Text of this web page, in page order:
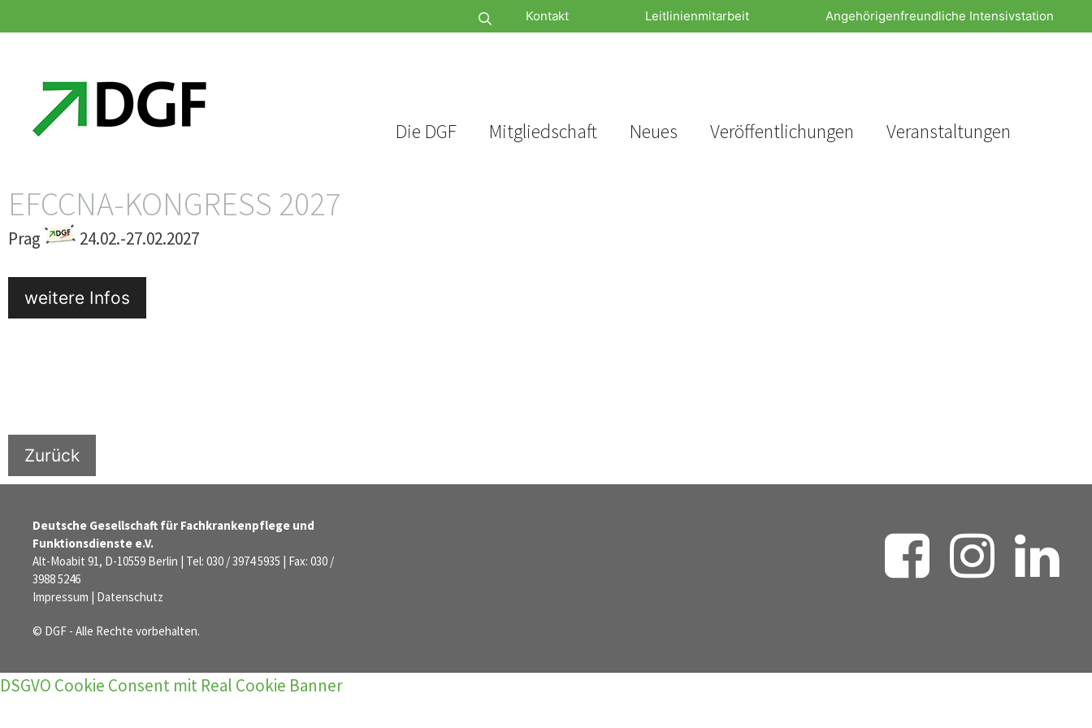
Inhalt
Inhalt
Kontakt Leitlinienmitarbeit Angehörigenfreundliche Intensivstation
Die DGF Mitgliedschaft Neues Veröffentlichungen Veranstaltungen
EFCCNA-KONGRESS 2027
Prag 24.02.-27.02.2027
weitere Infos
Zurück
Deutsche Gesellschaft für Fachkrankenpflege und
Funktionsdienste e.V.
Alt-Moabit 91, D-10559 Berlin | Tel: 030 / 3974 5935 | Fax: 030 /
3988 5246
Impressum | Datenschutz
© DGF - Alle Rechte vorbehalten.
DSGVO Cookie Consent mit Real Cookie Banner